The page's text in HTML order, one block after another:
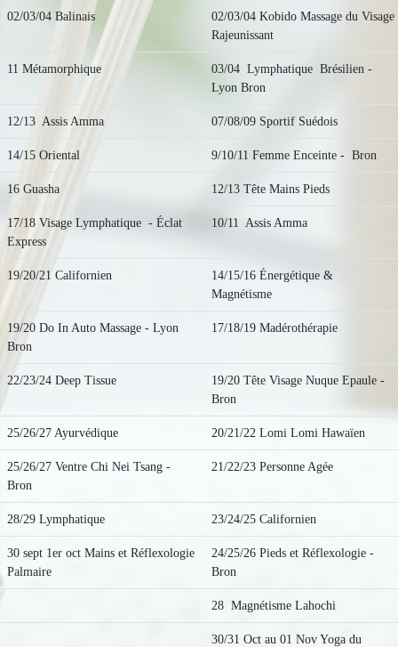
02/03/04 Balinais
02/03/04 Kobido Massage du Visage
Rajeunissant
11 Métamorphique
03/04 Lymphatique Brésilien -
Lyon Bron
12/13 Assis Amma 07/08/09 Sportif Suédois
14/15 Oriental 9/10/11 Femme Enceinte - Bron
16 Guasha 12/13 Tête Mains Pieds
17/18 Visage Lymphatique - Éclat
Express
10/11 Assis Amma
19/20/21 Californien
14/15/16 Énergétique &
Magnétisme
19/20 Do In Auto Massage - Lyon
Bron
17/18/19 Madérothérapie
22/23/24 Deep Tissue
19/20 Tête Visage Nuque Epaule -
Bron
25/26/27 Ayurvédique 20/21/22 Lomi Lomi Hawaïen
25/26/27 Ventre Chi Nei Tsang -
Bron
21/22/23 Personne Agée
28/29 Lymphatique 23/24/25 Californien
30 sept 1er oct Mains et Réflexologie
Palmaire
24/25/26 Pieds et Réflexologie -
Bron
28 Magnétisme Lahochi
30/31 Oct au 01 Nov Yoga du